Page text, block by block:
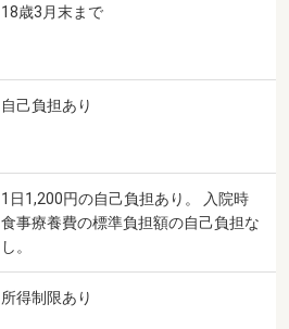
18歳3月末まで
自己負担あり
1日1,200円の自己負担あり。 入院時
食事療養費の標準負担額の自己負担な
し。
所得制限あり